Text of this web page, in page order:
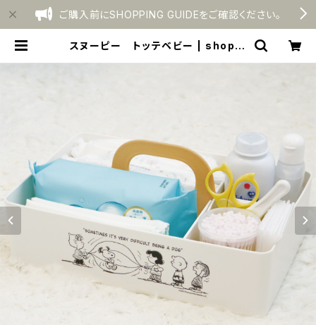
ご購入前にSHOPPING GUIDEをご確認ください。
スヌーピー トッテベビー | shopni